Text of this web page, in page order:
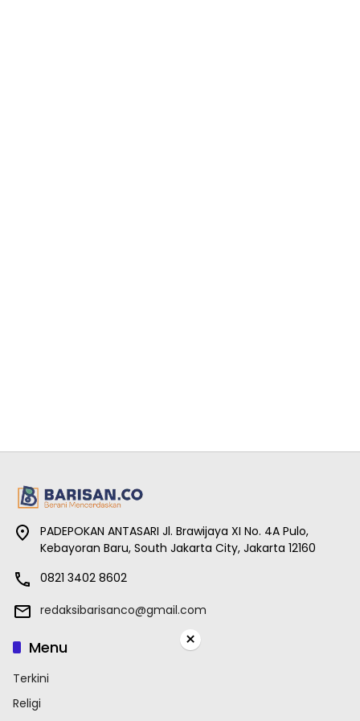
PADEPOKAN ANTASARI Jl. Brawijaya XI No. 4A Pulo,
Kebayoran Baru, South Jakarta City, Jakarta 12160
0821 3402 8602
redaksibarisanco@gmail.com
Menu
Terkini
Religi
×